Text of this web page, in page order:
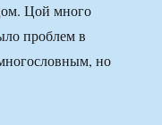
Цой много
проблем в
но